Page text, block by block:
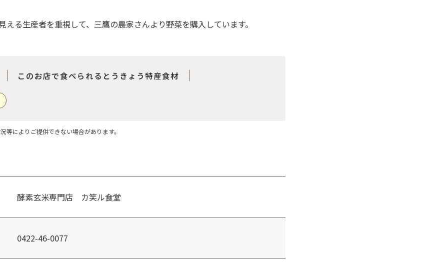
える生産者を重視して、三鷹の農家さんより野菜を購入しています。
このお店で食べられるとうきょう特産食材
によりご提供できない場合があります。
酵素玄米専門店 カ笑ル食堂
0422-46-0077